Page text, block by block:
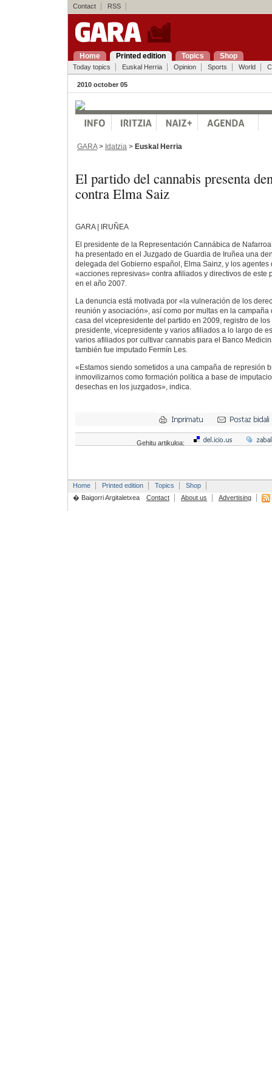
Contact RSS
Home Printed edition Topics Shop
Today topics Euskal Herria Opinion Sports World
2010 october 05
GARA> Idatzia > Euskal Herria
El partido del cannabis presenta
contra Elma Saiz
GARA | IRUÑEA
El presidente de la Representación Cannábica de
ha presentado en el Juzgado de Guardia de Iruñea una
delegada del Gobierno español, Elma Sainz, y los
«acciones represivas» contra afiliados y directivos de este
en el año 2007.
La denuncia está motivada por «la vulneración de los
reunión y asociación», así como por multas en la campaña
casa del vicepresidente del partido en 2009, registro de
presidente, vicepresidente y varios afiliados a lo largo de
varios afiliados por cultivar cannabis para el Banco
también fue imputado Fermín Les.
«Estamos siendo sometidos a una campaña de represión
inmovilizarnos como formación política a base de
desechas en los juzgados», indica.
Gehitu artikuloa:
Home Printed edition Topics
Shop
� Baigorri Argitaletxea
Contact About us Advertising